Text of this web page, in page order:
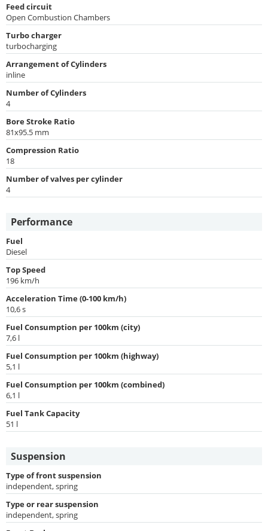
Feed circuit
Open Combustion Chambers
Turbo charger
turbocharging
Arrangement of Cylinders
inline
Number of Cylinders
4
Bore Stroke Ratio
81x95.5 mm
Compression Ratio
18
Number of valves per cylinder
4
Performance
Fuel
Diesel
Top Speed
196 km/h
Acceleration Time (0-100 km/h)
10,6 s
Fuel Consumption per 100km (city)
7,6 l
Fuel Consumption per 100km (highway)
5,1 l
Fuel Consumption per 100km (combined)
6,1 l
Fuel Tank Capacity
51 l
Suspension
Type of front suspension
independent, spring
Type or rear suspension
independent, spring